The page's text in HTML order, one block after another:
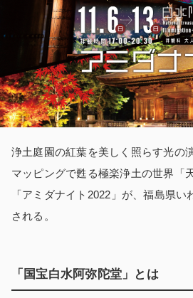
浄土庭園の紅葉を美しく照らす光の
マッピングで甦る極楽浄土の世界「
「アミダナイト2022」が、福島県
される。
「国宝白水阿弥陀堂」とは